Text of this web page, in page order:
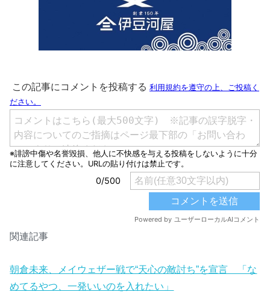
関連記事
朝倉未来、メイウェザー戦で“天心の敵討ち”を宣言 「な
めてるやつ、一発いいのを入れたい」